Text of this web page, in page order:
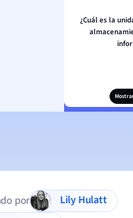
¿Cuál es la
por
Lily Hulatt